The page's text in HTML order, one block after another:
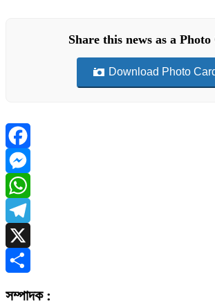
Share this news as a
Download Photo
Facebook
Messenger
WhatsApp
Telegram
X
সম্পাদক :